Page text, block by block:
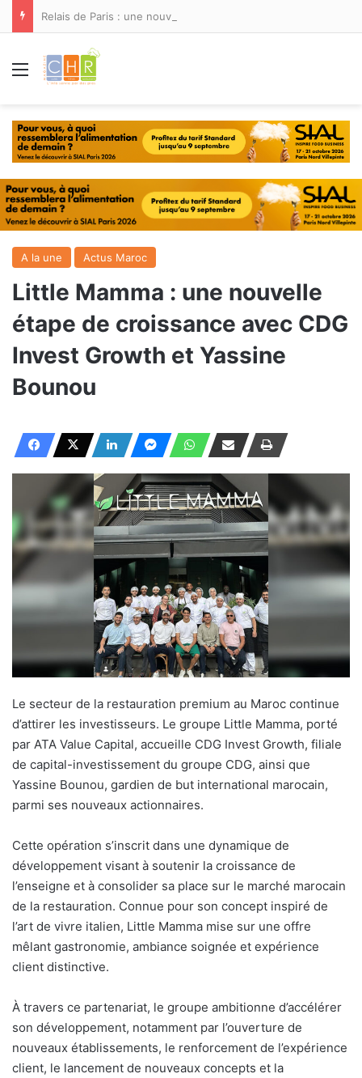
Menu
A la une Actus Maroc
Little Mamma : une nouvelle
étape de croissance avec CDG
Invest Growth et Yassine
Bounou
Le secteur de la restauration premium au Maroc continue
d’attirer les investisseurs. Le groupe Little Mamma, porté
par ATA Value Capital, accueille CDG Invest Growth, filiale
de capital-investissement du groupe CDG, ainsi que
Yassine Bounou, gardien de but international marocain,
parmi ses nouveaux actionnaires.
Cette opération s’inscrit dans une dynamique de
développement visant à soutenir la croissance de
l’enseigne et à consolider sa place sur le marché marocain
de la restauration. Connue pour son concept inspiré de
l’art de vivre italien, Little Mamma mise sur une offre
mêlant gastronomie, ambiance soignée et expérience
client distinctive.
À travers ce partenariat, le groupe ambitionne d’accélérer
son développement, notamment par l’ouverture de
nouveaux établissements, le renforcement de l’expérience
client, le lancement de nouveaux concepts et la